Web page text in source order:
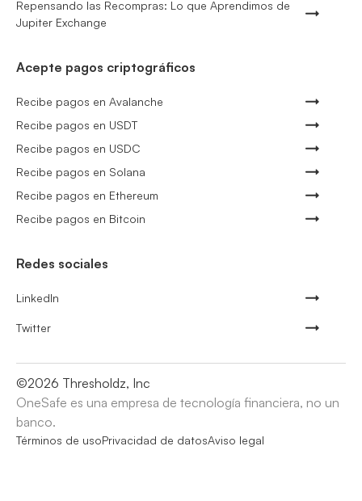
Repensando las Recompras: Lo que Aprendimos de
Jupiter Exchange
Acepte pagos criptográficos
Recibe pagos en Avalanche
Recibe pagos en USDT
Recibe pagos en USDC
Recibe pagos en Solana
Recibe pagos en Ethereum
Recibe pagos en Bitcoin
Redes sociales
LinkedIn
Twitter
©2026 Thresholdz, Inc
OneSafe es una empresa de tecnología financiera, no un
banco.
Términos de usoPrivacidad de datosAviso legal